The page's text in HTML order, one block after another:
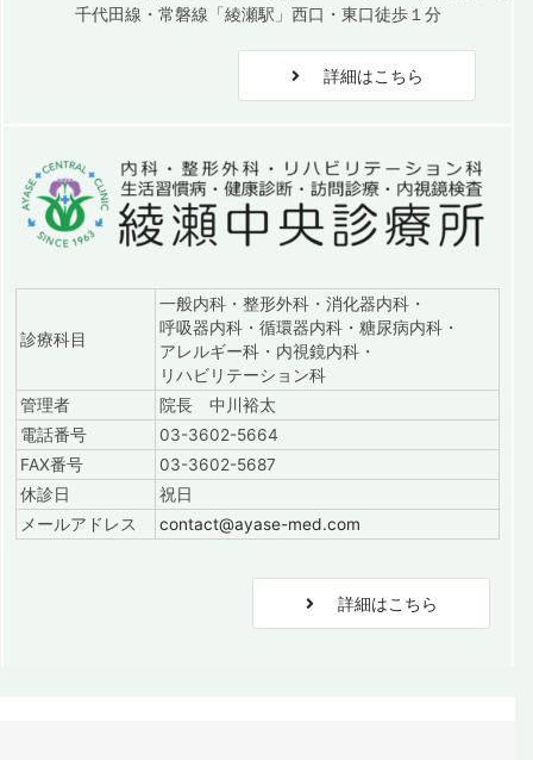
千代田線・常磐線「綾瀬駅」西口・東口徒歩１分
詳細はこちら
診療科目
一般内科・整形外科・消化器内科・
呼吸器内科・循環器内科・糖尿病内科・
アレルギー科・内視鏡内科・
リハビリテーション科
管理者
院長 中川裕太
電話番号
03-3602-5664
FAX番号
03-3602-5687
休診日
祝日
メールアドレス
contact@ayase-med.com
詳細はこちら